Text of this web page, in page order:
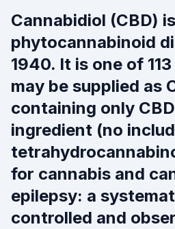
Cannabidiol (CBD)
phytocannabinoid
1940. It is one of
may be supplied as
containing only
ingredient (no
for cannabis and
epilepsy: a
controlled and